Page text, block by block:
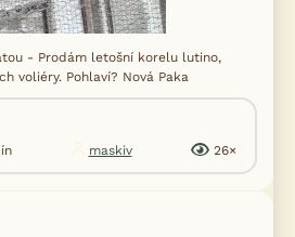
- Prodám letošní korelu lutino,
voliéry. Pohlaví? Nová Paka
maskiv 26×